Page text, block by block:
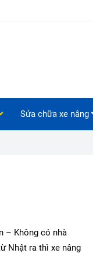
Sửa chữa xe nâng
– Không có nhà
Nhật ra thì xe nâng